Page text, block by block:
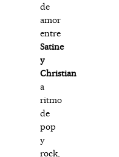
de
amor
entre
Satine
y
Christian
a
ritmo
de
pop
y
rock,